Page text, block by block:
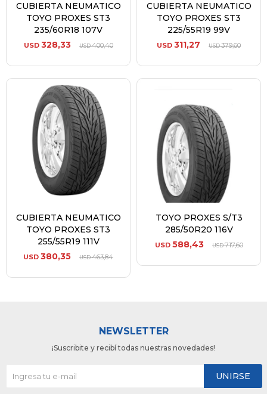
CUBIERTA NEUMATICO
TOYO PROXES ST3
235/60R18 107V
USD 328,33 USD400,40
CUBIERTA NEUMATICO
TOYO PROXES ST3
225/55R19 99V
USD 311,27 USD379,60
CUBIERTA NEUMATICO
TOYO PROXES ST3
255/55R19 111V
USD 380,35 USD463,84
TOYO PROXES S/T3
285/50R20 116V
USD 588,43 USD717,60
NEWSLETTER
¡Suscribite y recibí todas nuestras novedades!
UNIRSE